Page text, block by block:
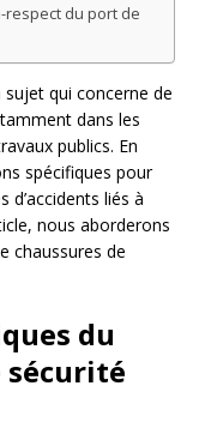
respect du port de
qui concerne de
dans les
publics. En
spécifiques pour
d’accidents liés à
nous aborderons
chaussures de
du
sécurité